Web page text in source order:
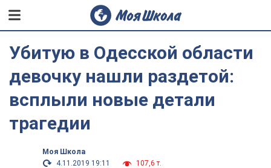
Убитую в Одесской области
девочку нашли раздетой:
всплыли новые детали
трагедии
Моя Школа
4.11.2019 19:11
107,6 т.